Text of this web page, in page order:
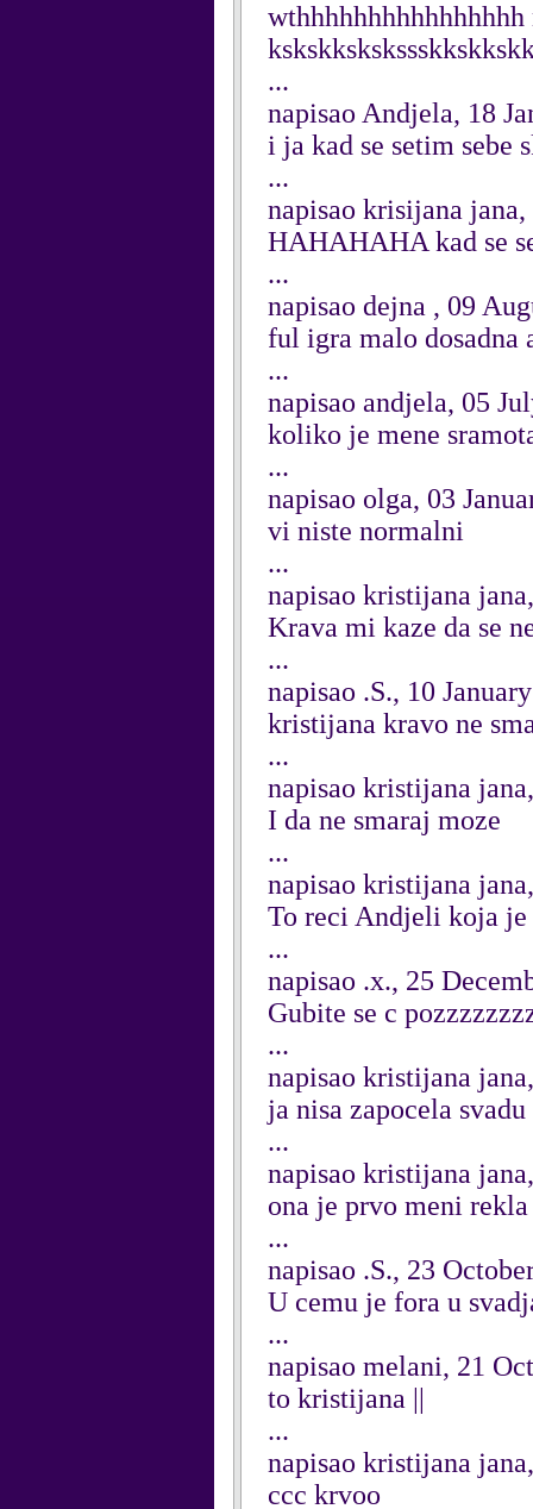
...
napisao Andjela, 18
i ja kad se setim sebe
...
napisao krisijana jana,
HAHAHAHA kad se
...
napisao dejna , 09
ful igra malo dosadna
...
napisao andjela, 05
koliko je mene
...
napisao olga, 03
vi niste normalni
...
napisao kristijana
Krava mi kaze da se
...
napisao .S., 10
kristijana kravo ne
...
napisao kristijana
I da ne smaraj moze
...
napisao kristijana
To reci Andjeli koja je
...
napisao .x., 25
Gubite se c
...
napisao kristijana
ja nisa zapocela
...
napisao kristijana
ona je prvo meni rekla
...
napisao .S., 23
U cemu je fora u
...
napisao melani, 21
to kristijana ||
...
napisao kristijana
ccc krvoo